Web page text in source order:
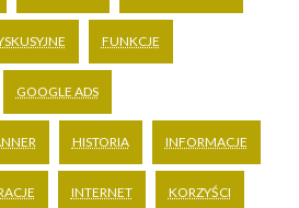
FUNKCJE
GOOGLE ADS
HISTORIA INFORMACJE
INTERNET KORZYŚCI